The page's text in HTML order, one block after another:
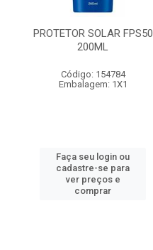
PROTETOR SOLAR FPS50
200ML
Código: 154784
Embalagem: 1X1
Faça seu login ou
cadastre-se para
ver preços e
comprar